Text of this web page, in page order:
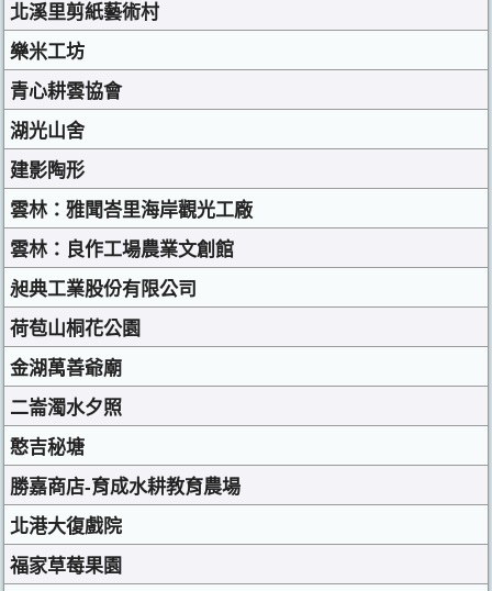
北溪里剪紙藝術村
樂米工坊
青心耕雲協會
湖光山舍
建影陶形
雲林：雅聞峇里海岸觀光工廠
雲林：良作工場農業文創館
昶典工業股份有限公司
荷苞山桐花公園
金湖萬善爺廟
二崙濁水夕照
憨吉秘塘
勝嘉商店-育成水耕教育農場
北港大復戲院
福家草莓果園